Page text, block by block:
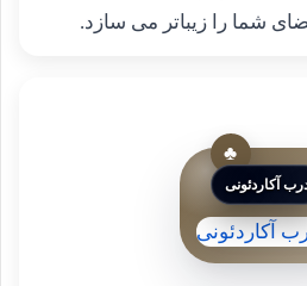
شما را زیباتر می سازد.
آکاردئونی